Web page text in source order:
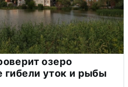
озеро
гибели уток и рыбы